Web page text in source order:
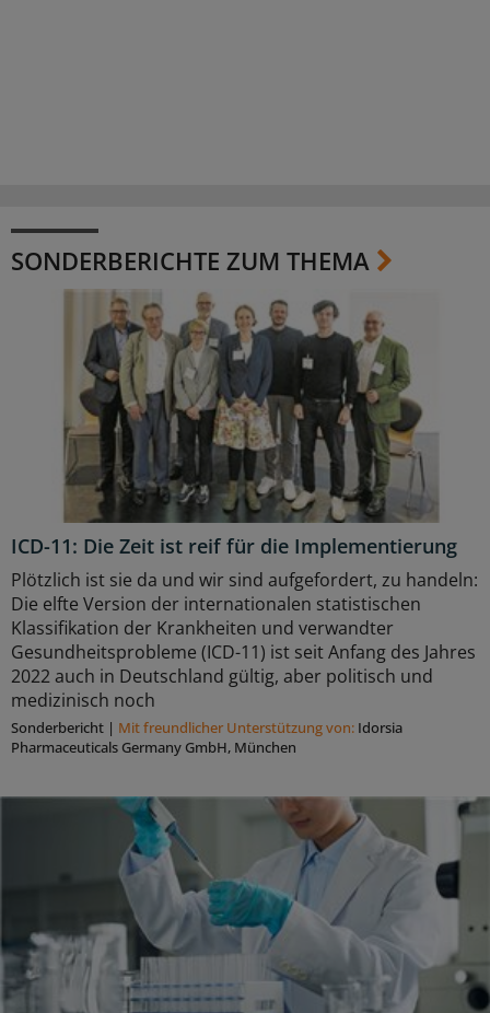
SONDERBERICHTE ZUM THEMA
ICD-11: Die Zeit ist reif für die Implementierung
Plötzlich ist sie da und wir sind aufgefordert, zu handeln:
Die elfte Version der internationalen statistischen
Klassifikation der Krankheiten und verwandter
Gesundheitsprobleme (ICD-11) ist seit Anfang des Jahres
2022 auch in Deutschland gültig, aber politisch und
medizinisch noch
Sonderbericht | Mit freundlicher Unterstützung von: Idorsia
Pharmaceuticals Germany GmbH, München